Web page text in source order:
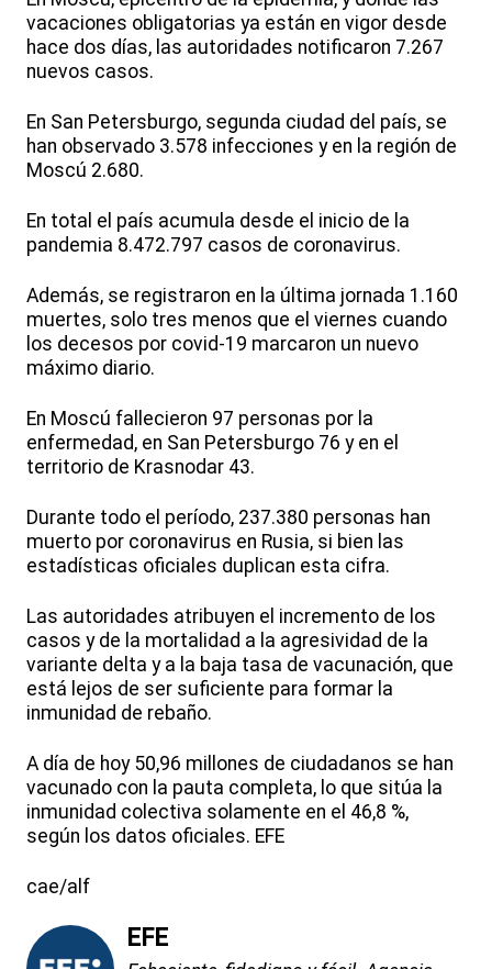
vacaciones obligatorias ya están en vigor desde
hace dos días, las autoridades notificaron 7.267
nuevos casos.
En San Petersburgo, segunda ciudad del país, se
han observado 3.578 infecciones y en la región de
Moscú 2.680.
En total el país acumula desde el inicio de la
pandemia 8.472.797 casos de coronavirus.
Además, se registraron en la última jornada 1.160
muertes, solo tres menos que el viernes cuando
los decesos por covid-19 marcaron un nuevo
máximo diario.
En Moscú fallecieron 97 personas por la
enfermedad, en San Petersburgo 76 y en el
territorio de Krasnodar 43.
Durante todo el período, 237.380 personas han
muerto por coronavirus en Rusia, si bien las
estadísticas oficiales duplican esta cifra.
Las autoridades atribuyen el incremento de los
casos y de la mortalidad a la agresividad de la
variante delta y a la baja tasa de vacunación, que
está lejos de ser suficiente para formar la
inmunidad de rebaño.
A día de hoy 50,96 millones de ciudadanos se han
vacunado con la pauta completa, lo que sitúa la
inmunidad colectiva solamente en el 46,8 %,
según los datos oficiales. EFE
cae/alf
EFE